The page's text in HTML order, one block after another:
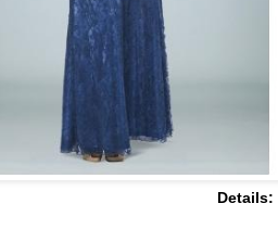
Details: